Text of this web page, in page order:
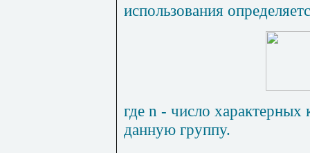
использования
где n - число
данную группу.